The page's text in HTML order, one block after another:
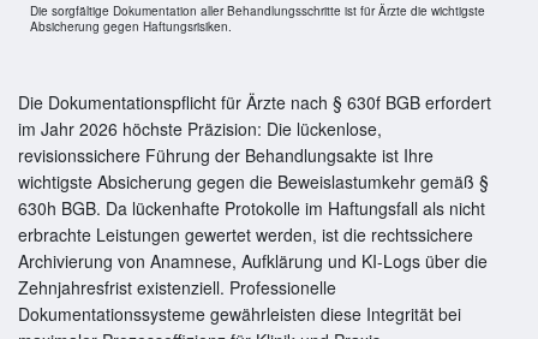
Die Dokumentationspflicht für Ärzte nach § 630f BGB erfordert
im Jahr 2026 höchste Präzision: Die lückenlose,
revisionssichere Führung der Behandlungsakte ist Ihre
wichtigste Absicherung gegen die Beweislastumkehr gemäß §
630h BGB. Da lückenhafte Protokolle im Haftungsfall als nicht
erbrachte Leistungen gewertet werden, ist die rechtssichere
Archivierung von Anamnese, Aufklärung und KI-Logs über die
Zehnjahresfrist existenziell. Professionelle
Dokumentationssysteme gewährleisten diese Integrität bei
Die sorgfältige Dokumentation aller Behandlungsschritte ist für Ärzte die wichtigste
Absicherung gegen Haftungsrisiken.